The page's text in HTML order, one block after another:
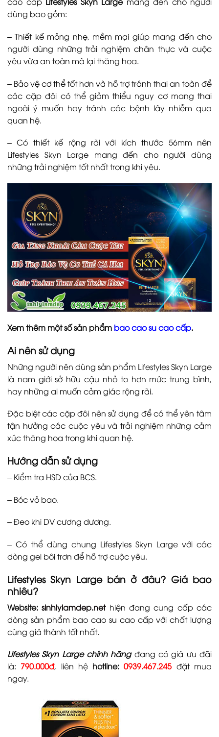
dùng bao gồm:
– Thiết kế mỏng nhẹ, mềm mại giúp mang đến cho
người dùng những trải nghiệm chân thực và cuộc
yêu vừa an toàn mà lại thăng hoa.
– Bảo vệ cơ thể tốt hơn và hỗ trợ tránh thai an toàn để
các cặp đôi có thể giảm thiểu nguy cơ mang thai
ngoài ý muốn hay tránh các bệnh lây nhiễm qua
quan hệ.
– Có thiết kế rộng rãi với kích thước 56mm nên
Lifestyles Skyn Large mang đến cho người dùng
những trải nghiệm tốt nhất trong khi yêu.
Xem thêm một số sản phẩm bao cao su cao cấp.
Ai nên sử dụng
Những người nên dùng sản phẩm Lifestyles Skyn Large
là nam giới sở hữu cậu nhỏ to hơn mức trung bình,
hay những ai muốn cảm giác rộng rãi.
Đặc biệt các cặp đôi nên sử dụng để có thể yên tâm
tận hưởng các cuộc yêu và trải nghiệm những cảm
xúc thăng hoa trong khi quan hệ.
Hướng dẫn sử dụng
– Kiểm tra HSD của BCS.
– Bóc vỏ bao.
– Đeo khi DV cương dương.
– Có thể dùng chung Lifestyles Skyn Large với các
dòng gel bôi trơn để hỗ trợ cuộc yêu.
Lifestyles Skyn Large bán ở đâu? Giá bao
nhiêu?
Website:sinhlylamdep.nethiện đang cung cấp các
dòng sản phẩm bao cao su cao cấp với chất lượng
cùng giá thành tốt nhất.
Lifestyles Skyn Large chính hãngđang có giá ưu đãi
là: 790.000đ, liên hệ hotline:0939.467.245 đặt mua
ngay.